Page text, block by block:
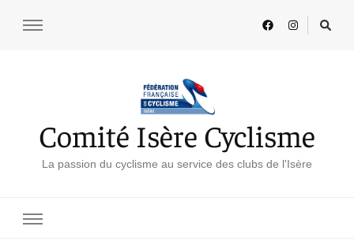
Comité Isère Cyclisme
La passion du cyclisme au service des clubs de l'Isère